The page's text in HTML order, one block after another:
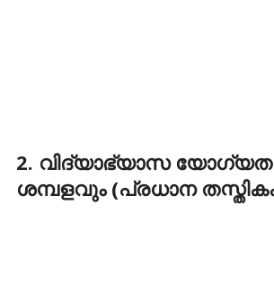
2. വിദ്യാഭ്യാസ
ശമ്പളവും (പ്രധാന